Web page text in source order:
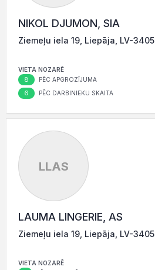
NIKOL DJUMON, SIA
Ziemeļu iela 19, Liepāja, LV-3405
VIETA NOZARĒ
8 PĒC APGROZĪJUMA
6 PĒC DARBINIEKU SKAITA
LLAS
LAUMA LINGERIE, AS
Ziemeļu iela 19, Liepāja, LV-3405
VIETA NOZARĒ